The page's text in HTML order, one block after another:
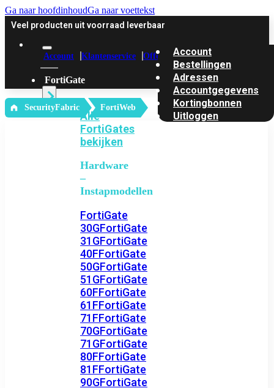
Ga naar hoofdinhoudGa naar voettekst
Veel producten uit voorraad leverbaar
Account Klantenservice Offerte
FortiGate
Alle
FortiGates
bekijken
Hardware
–
Instapmodellen
FortiGate
30GFortiGate
31GFortiGate
40FFortiGate
50GFortiGate
51GFortiGate
60FFortiGate
61FFortiGate
71FFortiGate
70GFortiGate
71GFortiGate
80FFortiGate
81FFortiGate
90GFortiGate
Account
Bestellingen
Adressen
Accountgegevens
Kortingbonnen
Uitloggen
‎ SecurityFabric FortiWeb